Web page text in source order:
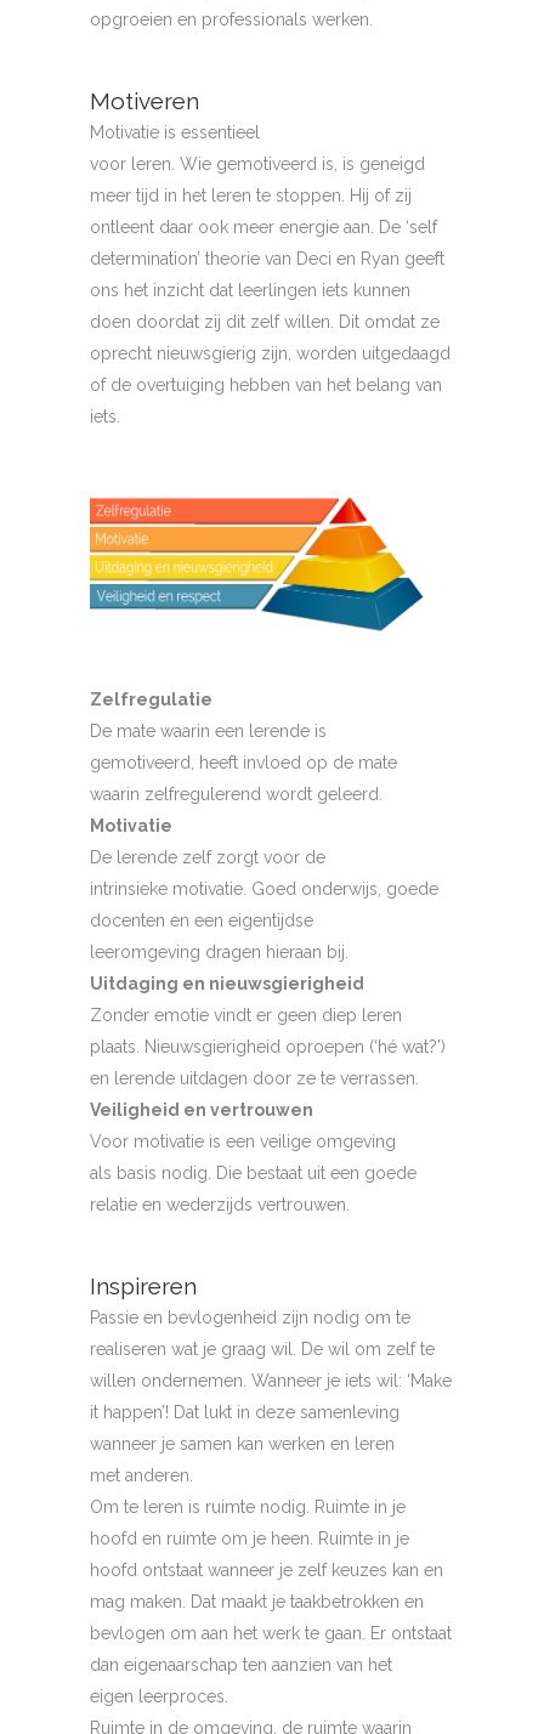
opgroeien en professionals werken.
Motiveren
Motivatie is essentieel
voor leren. Wie gemotiveerd is, is geneigd
meer tijd in het leren te stoppen. Hij of zij
ontleent daar ook meer energie aan. De ‘self
determination’ theorie van Deci en Ryan geeft
ons het inzicht dat leerlingen iets kunnen
doen doordat zij dit zelf willen. Dit omdat ze
oprecht nieuwsgierig zijn, worden uitgedaagd
of de overtuiging hebben van het belang van
iets.
Zelfregulatie
De mate waarin een lerende is
gemotiveerd, heeft invloed op de mate
waarin zelfregulerend wordt geleerd.
Motivatie
De lerende zelf zorgt voor de
intrinsieke motivatie. Goed onderwijs, goede
docenten en een eigentijdse
leeromgeving dragen hieraan bij.
Uitdaging en nieuwsgierigheid
Zonder emotie vindt er geen diep leren
plaats. Nieuwsgierigheid oproepen (‘hé wat?’)
en lerende uitdagen door ze te verrassen.
Veiligheid en vertrouwen
Voor motivatie is een veilige omgeving
als basis nodig. Die bestaat uit een goede
relatie en wederzijds vertrouwen.
Inspireren
Passie en bevlogenheid zijn nodig om te
realiseren wat je graag wil. De wil om zelf te
willen ondernemen. Wanneer je iets wil: ‘Make
it happen’! Dat lukt in deze samenleving
wanneer je samen kan werken en leren
met anderen.
Om te leren is ruimte nodig. Ruimte in je
hoofd en ruimte om je heen. Ruimte in je
hoofd ontstaat wanneer je zelf keuzes kan en
mag maken. Dat maakt je taakbetrokken en
bevlogen om aan het werk te gaan. Er ontstaat
dan eigenaarschap ten aanzien van het
eigen leerproces.
Ruimte in de omgeving, de ruimte waarin